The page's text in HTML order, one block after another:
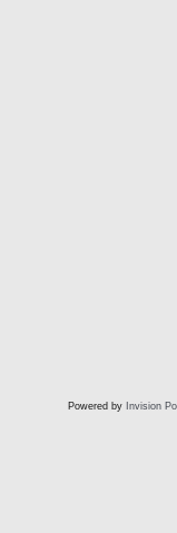
Powered by Invision